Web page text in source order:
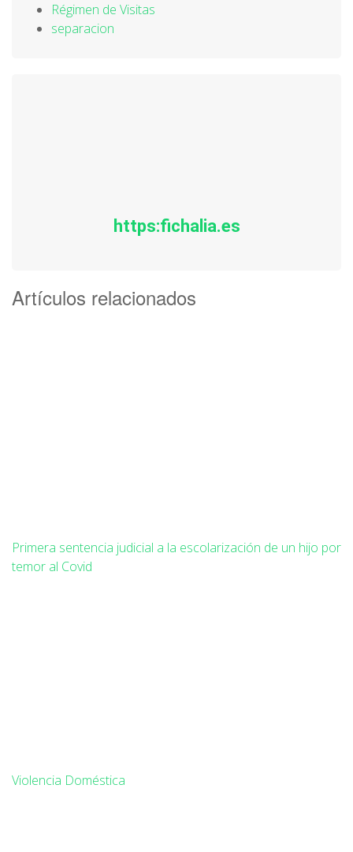
Régimen de Visitas
separacion
https:fichalia.es
Artículos relacionados
Primera sentencia judicial a la escolarización de un hijo por
temor al Covid
Violencia Doméstica